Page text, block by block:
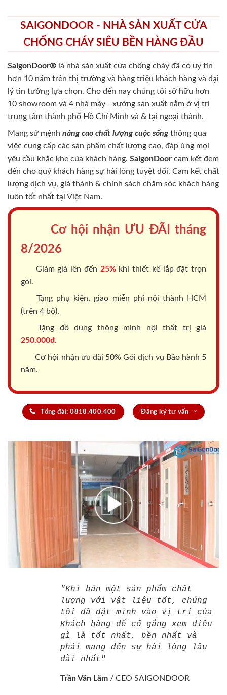
SAIGONDOOR - NHÀ SẢN XUẤT CỬA
CHỐNG CHÁY SIÊU BỀN HÀNG ĐẦU
SaigonDoor® là nhà sản xuất cửa chống cháy đã có uy tín
hơn 10 năm trên thị trường và hàng triệu khách hàng và đại
lý tin tưởng lựa chọn. Cho đến nay chúng tôi sở hữu hơn
10 showroom và 4 nhà máy - xưởng sản xuất nằm ở vị trí
trung tâm thành phố Hồ Chí Minh và & tại ngoại thành.
Mang sứ mệnh nâng cao chất lượng cuộc sốngthông qua
việc cung cấp các sản phẩm chất lượng cao, đáp ứng mọi
yêu cầu khắc khe của khách hàng. SaigonDoor cam kết đem
đến cho quý khách hàng sự hài lòng tuyệt đối. Cam kết chất
lượng dịch vụ, giá thành & chính sách chăm sóc khách hàng
luôn tốt nhất tại Việt Nam.
Cơ hội nhận ƯU ĐÃI tháng
8/2026
Giảm giá lên đến 25%khi thiết kế lắp đặt trọn
gói.
Tặng phụ kiện, giao miễn phí nội thành HCM
(trên 4 bộ).
Tặng đồ dùng thông minh nội thất trị giá
250.000đ.
Cơ hội nhận ưu đãi 50% Gói dịch vụ Bảo hành 5
năm.
Tổng đài: 0818.400.400 Đăng ký tư vấn
"Khi bán một sản phẩm chất
lượng với vật liệu tốt, chúng
tôi đã đặt mình vào vị trí của
Khách hàng để cố gắng xem điều
gì là tốt nhất, bền nhất và
phải mang đến sự hài lòng lâu
dài nhất"
Trần Văn Lãm / CEO SAIGONDOOR